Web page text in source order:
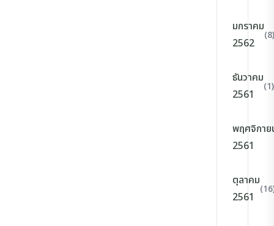
มกราคม
2562
(8)
ธันวาคม
2561
(1)
พฤศจิกาย
2561
ตุลาคม
2561